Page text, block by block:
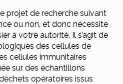
projet de recherche suivant
ou non, et donc nécessite
à votre autorité. Il s’agit de
des cellules de
cellules immunitaires
sur des échantillons
opératoires issus